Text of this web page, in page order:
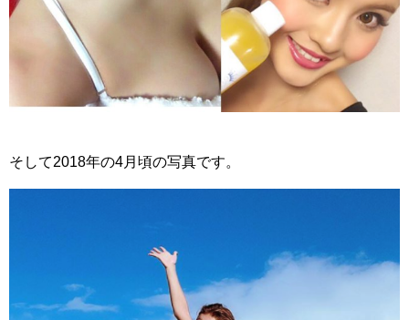
そして2018年の4月頃の写真です。